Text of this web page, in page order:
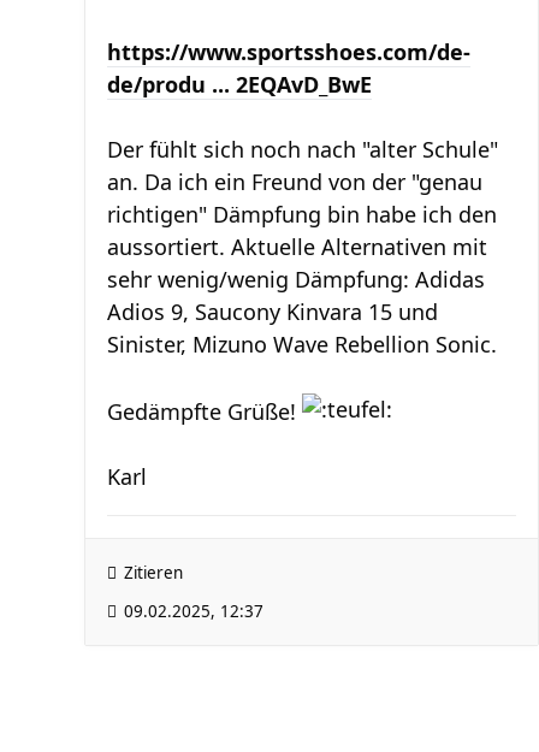
https://www.sportsshoes.com/de-
de/produ ... 2EQAvD_BwE
Der fühlt sich noch nach "alter Schule"
an. Da ich ein Freund von der "genau
richtigen" Dämpfung bin habe ich den
aussortiert. Aktuelle Alternativen mit
sehr wenig/wenig Dämpfung: Adidas
Adios 9, Saucony Kinvara 15 und
Sinister, Mizuno Wave Rebellion Sonic.
Gedämpfte Grüße!
Karl
Zitieren
09.02.2025, 12:37